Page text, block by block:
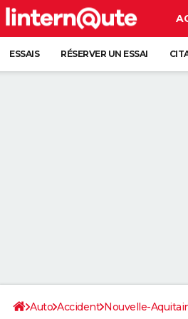
ESSAIS RÉSERVER UN ESSAI
Auto Accident Nouvelle-